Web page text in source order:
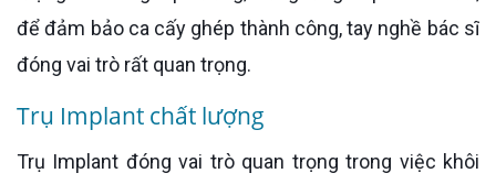
để đảm bảo ca cấy ghép thành công, tay nghề bác sĩ
đóng vai trò rất quan trọng.
Trụ Implant chất lượng
Trụ Implant đóng vai trò quan trọng trong việc khôi